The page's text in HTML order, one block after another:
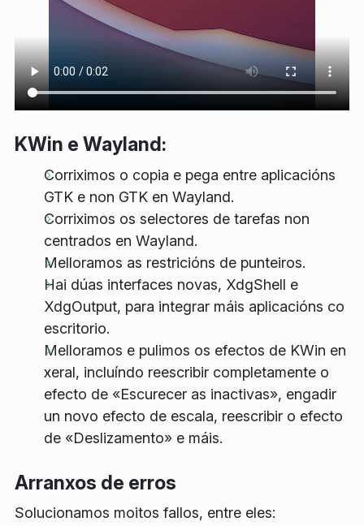
KWin e Wayland:
Corriximos o copia e pega entre aplicacións
GTK e non GTK en Wayland.
Corriximos os selectores de tarefas non
centrados en Wayland.
Melloramos as restricións de punteiros.
Hai dúas interfaces novas, XdgShell e
XdgOutput, para integrar máis aplicacións co
escritorio.
Melloramos e pulimos os efectos de KWin en
xeral, incluíndo reescribir completamente o
efecto de «Escurecer as inactivas», engadir
un novo efecto de escala, reescribir o efecto
de «Deslizamento» e máis.
Arranxos de erros
Solucionamos moitos fallos, entre eles: